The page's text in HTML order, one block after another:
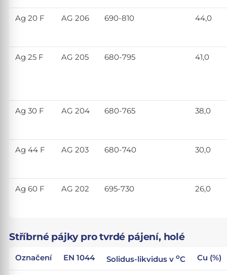
Ag 20 F AG 206 690-810 44,0
Ag 25 F AG 205 680-795 41,0
Ag 30 F AG 204 680-765 38,0
Ag 44 F AG 203 680-740 30,0
Ag 60 F AG 202 695-730 26,0
Stříbrné pájky pro tvrdé pájení, holé
Označení EN 1044 Solidus-likvidus voC Cu (%)